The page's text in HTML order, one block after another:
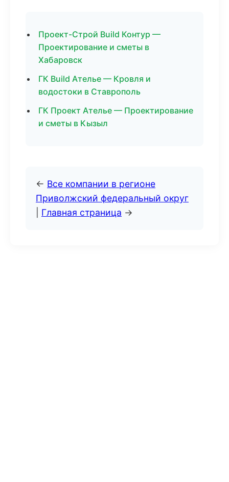
Проект-Строй Build Контур —
Проектирование и сметы в
Хабаровск
ГК Build Ателье — Кровля и
водостоки в Ставрополь
ГК Проект Ателье — Проектирование
и сметы в Кызыл
← Все компании в регионе
Приволжский федеральный округ
Главная страница →